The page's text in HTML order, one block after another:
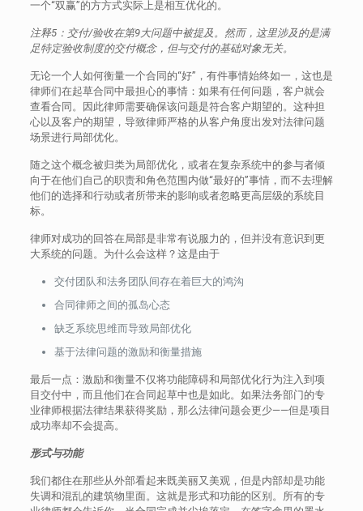
一个“双赢”的方方式实际上是相互优化的。
注释5：交付/验收在第9大问题中被提及。然而，这里涉及的是满
足特定验收制度的交付概念，但与交付的基础对象无关。
无论一个人如何衡量一个合同的“好”，有件事情始终如一，这也是
律师们在起草合同中最担心的事情：如果有任何问题，客户就会
查看合同。因此律师需要确保该问题是符合客户期望的。这种担
心以及客户的期望，导致律师严格的从客户角度出发对法律问题
场景进行局部优化。
随之这个概念被归类为局部优化，或者在复杂系统中的参与者倾
向于在他们自己的职责和角色范围内做“最好的”事情，而不去理解
他们的选择和行动或者所带来的影响或者忽略更高层级的系统目
标。
律师对成功的回答在局部是非常有说服力的，但并没有意识到更
大系统的问题。为什么会这样？这是由于
交付团队和法务团队间存在着巨大的鸿沟
合同律师之间的孤岛心态
缺乏系统思维而导致局部优化
基于法律问题的激励和衡量措施
最后一点：激励和衡量不仅将功能障碍和局部优化行为注入到项
目交付中，而且他们在合同起草中也是如此。如果法务部门的专
业律师根据法律结果获得奖励，那么法律问题会更少——但是项目
成功率却不会提高。
形式与功能
我们都住在那些从外部看起来既美丽又美观，但是内部却是功能
失调和混乱的建筑物里面。这就是形式和功能的区别。所有的专